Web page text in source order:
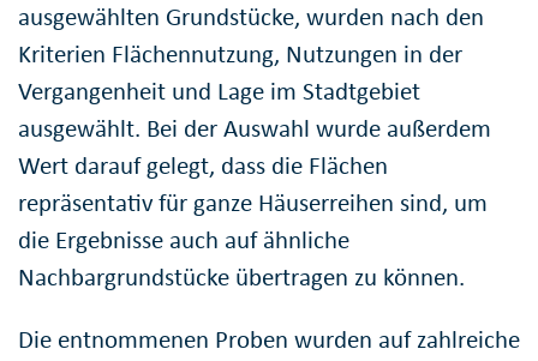
ausgewählten Grundstücke, wurden nach den
Kriterien Flächennutzung, Nutzungen in der
Vergangenheit und Lage im Stadtgebiet
ausgewählt. Bei der Auswahl wurde außerdem
Wert darauf gelegt, dass die Flächen
repräsentativ für ganze Häuserreihen sind, um
die Ergebnisse auch auf ähnliche
Nachbargrundstücke übertragen zu können.
Die entnommenen Proben wurden auf zahlreiche